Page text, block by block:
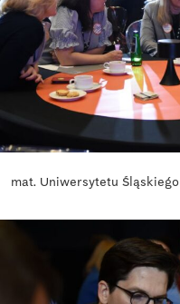
mat. Uniwersytetu Śląskiego